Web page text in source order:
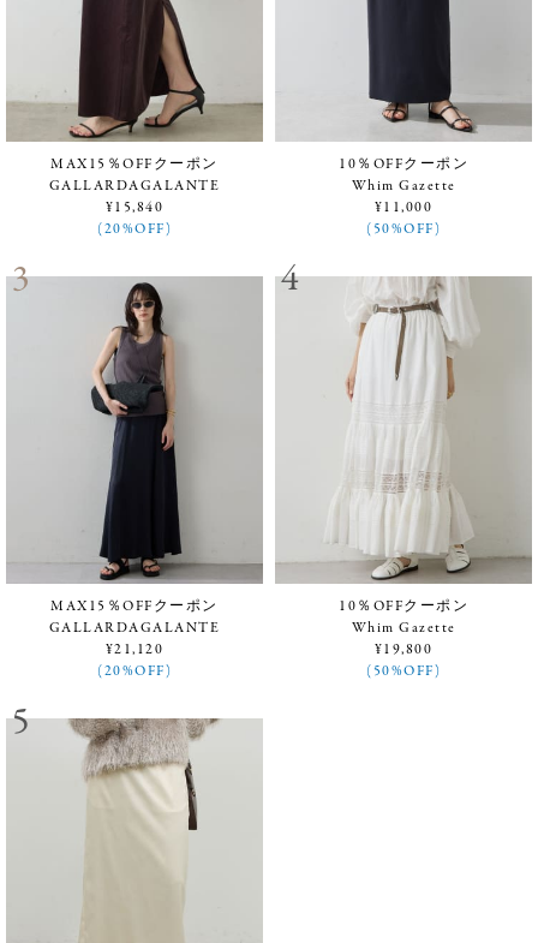
MAX15％OFFクーポン
GALLARDAGALANTE
¥15,840
(20%OFF)
10％OFFクーポン
Whim Gazette
¥11,000
(50%OFF)
MAX15％OFFクーポン
GALLARDAGALANTE
¥21,120
(20%OFF)
10％OFFクーポン
Whim Gazette
¥19,800
(50%OFF)